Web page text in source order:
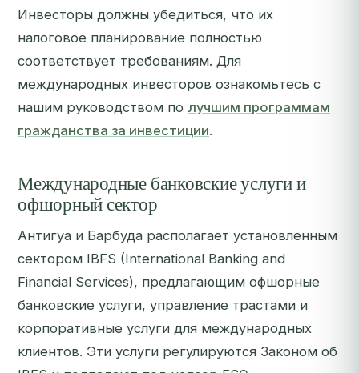
Инвесторы должны убедиться, что их
налоговое планирование полностью
соответствует требованиям. Для
международных инвесторов ознакомьтесь с
нашим руководством по лучшим программам
гражданства за инвестиции.
Международные банковские услуги и
офшорный сектор
Антигуа и Барбуда располагает установленным
сектором IBFS (International Banking and
Financial Services), предлагающим офшорные
банковские услуги, управление трастами и
корпоративные услуги для международных
клиентов. Эти услуги регулируются Законом об